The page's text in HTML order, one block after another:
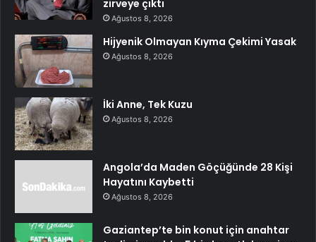
zirveye çıktı
Ağustos 8, 2026
Hijyenik Olmayan Kıyma Çekimi Yasak
Ağustos 8, 2026
İki Anne, Tek Kuzu
Ağustos 8, 2026
Angola’da Maden Göçüğünde 28 Kişi
Hayatını Kaybetti
Ağustos 8, 2026
Gaziantep’te bin konut için anahtar